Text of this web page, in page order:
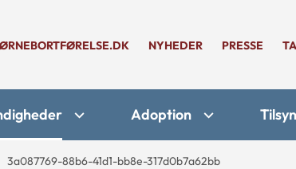
NYHEDER PRESSE
Adoption Tilsyn
3a087769-88b6-41d1-bb8e-317d0b7a62bb